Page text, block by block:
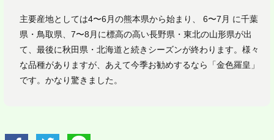
主要産地としては4〜6月の熊本県から始まり、 6〜7月 に千葉
県・鳥取県、7〜8月に標高の高い長野県・東北の山形県が出
て、最後に秋田県・北海道と続きシーズンが終わります。様々
な品種がありますが、あえて今季お勧めするなら「金色羅皇」
です。かなり驚きました。